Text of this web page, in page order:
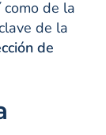
de la
de la
de